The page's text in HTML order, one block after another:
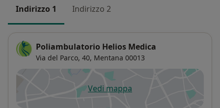
Indirizzo 1 Indirizzo 2
Poliambulatorio Helios Medica
Via del Parco, 40, Mentana 00013
Vedi mappasi apre in una nuova scheda